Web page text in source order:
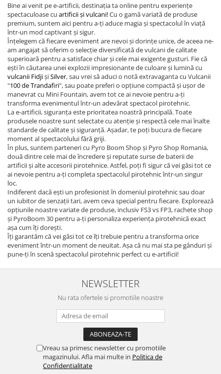
Bine ai venit pe e-artificii, destinația ta online pentru experiențe
spectaculoase cu artificii și vulcani!Cu o gamă variată de produse
premium, suntem aici pentru a-ți aduce magia și spectacolul în viață
într-un mod captivant și sigur.
Înțelegem că fiecare eveniment are nevoi și dorințe unice, de aceea ne-
am angajat să oferim o selecție diversificată de vulcani de calitate
superioară pentru a satisface chiar și cele mai exigente gusturi. Fie că
ești în căutarea unei explozii impresionante de culoare și lumină cu
vulcanii FidjișiSilver, sau vrei să aduci o notă extravaganta cu Vulcanii
"100 de Trandafiri", sau poate preferi o opțiune compactă și ușor de
manevrat cu Mini Fountain, avem tot ce ai nevoie pentru a-ți
transforma evenimentul într-un adevărat spectacol pirotehnic.
La e-artificii, siguranța este prioritatea noastră principală. Toate
produsele noastre sunt selectate cu atenție și respectă cele mai înalte
standarde de calitate și siguranță. Așadar, te poți bucura de fiecare
moment al spectacolului fără griji.
În plus, suntem parteneri cu Pyro Boom Shop și Pyro Shop Romania,
două dintre cele mai de încredere și reputate surse de baterii de
artificii și alte accesorii pirotehnice. Astfel, poți fi sigur că vei găsi tot ce
ai nevoie pentru a-ți completa spectacolul pirotehnic într-un singur
loc.
Indiferent dacă ești un profesionist în domeniul pirotehnic sau doar
un iubitor de senzații tari, avem ceva special pentru fiecare. Explorează
opțiunile noastre variate de produse, inclusiv FS3 vs FP3, rachete shop
și PyroBoom 30 pentru a-ți personaliza experiența pirotehnică exact
așa cum îți dorești.
Îți garantăm că vei găsi tot ce îți trebuie pentru a transforma orice
eveniment într-un moment de neuitat. Așa că nu mai sta pe gânduri și
pune-ți în scenă spectacolul pirotehnic perfect cu e-artificii!
NEWSLETTER
Nu rata ofertele si promotiile noastre
Vreau sa primesc newsletter cu promotiile
magazinului. Afla mai multe in Politica de
Confidentialitate